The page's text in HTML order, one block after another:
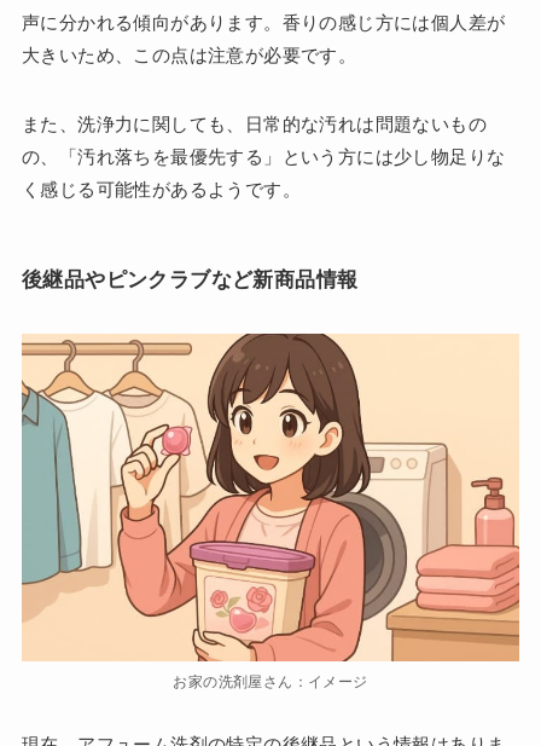
声に分かれる傾向があります。香りの感じ方には個人差が
大きいため、この点は注意が必要です。
また、洗浄力に関しても、日常的な汚れは問題ないもの
の、「汚れ落ちを最優先する」という方には少し物足りな
く感じる可能性があるようです。
後継品やピンクラブなど新商品情報
お家の洗剤屋さん：イメージ